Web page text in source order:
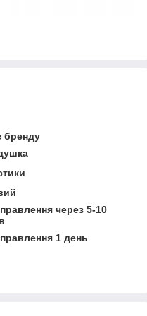
бренду
через 5-10
1 день